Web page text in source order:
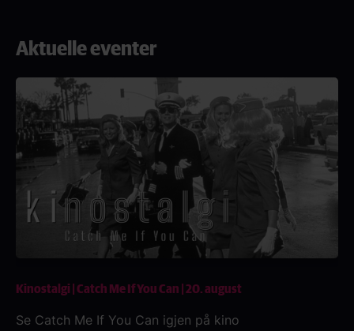
Aktuelle eventer
Kinostalgi | Catch Me If You Can | 20. august
Se Catch Me If You Can igjen på kino